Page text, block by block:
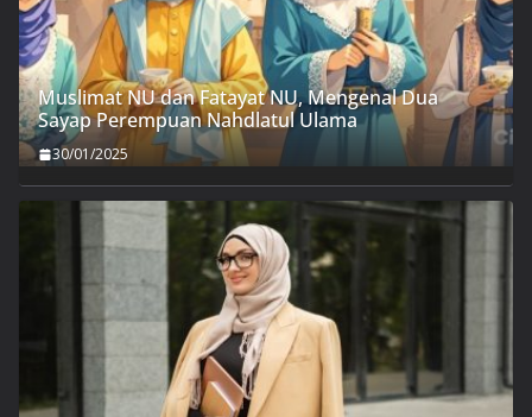
Muslimat NU dan Fatayat NU, Mengenal Dua
Sayap Perempuan Nahdlatul Ulama
30/01/2025